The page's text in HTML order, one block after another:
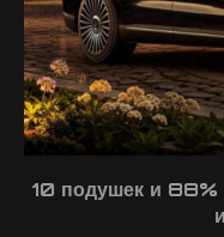
10 подушек и 88%